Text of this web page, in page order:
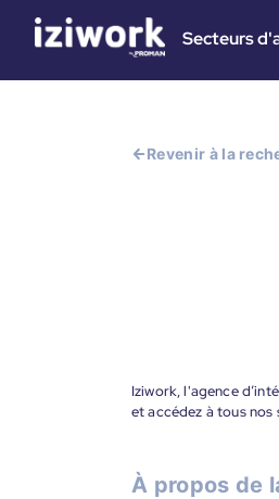
Secteurs
Revenir à la
Iziwork, l'agence
et accédez à tous nos
À propos de